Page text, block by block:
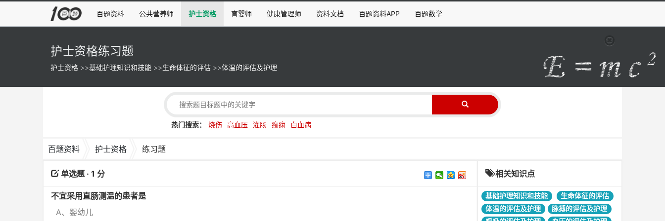
百题资料 公共营养师 护士资格 育婴师 健康管理师 资料文档 百题资料APP 百题数学
护士资格练习题
护士资格 >>基础护理知识和技能 >>生命体征的评估 >>体温的评估及护理
热门搜索： 烧伤 高血压 灌肠 癫痫 白血病
百题资料 护士资格 练习题
单选题 · 1 分
不宜采用直肠测温的患者是
A、婴幼儿
相关知识点
基础护理知识和技能
生命体征的评估
体温的评估及护理
脉搏的评估及护理